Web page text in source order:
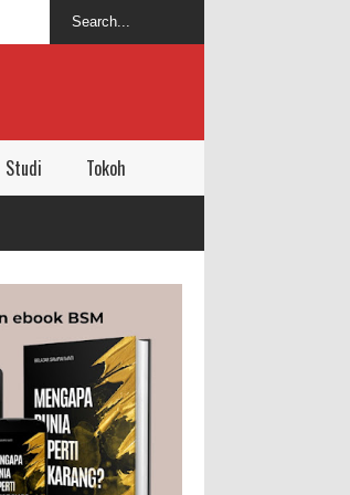
Studi Tokoh